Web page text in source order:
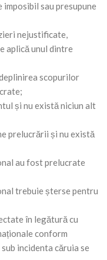
imposibil sau presupune
nejustificate,
aplică unul dintre
scopurilor
și nu există niciun alt
prelucrării și nu există
au fost prelucrate
trebuie șterse pentru
în legătură cu
conform
incidenta căruia se